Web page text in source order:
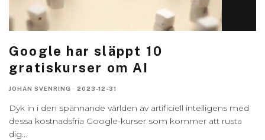
Google har släppt 10
gratiskurser om AI
JOHAN SVENRING · 2023-12-31
Dyk in i den spännande världen av artificiell intelligens med
dessa kostnadsfria Google-kurser som kommer att rusta
dig...